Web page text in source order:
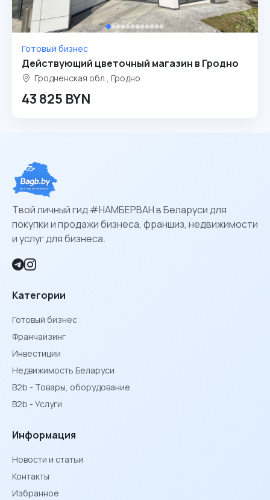
Готовый бизнес
Действующий цветочный магазин в Гродно
Гродненская обл., Гродно
43 825 BYN
Твой личный гид #НАМБЕРВАН в Беларуси для
покупки и продажи бизнеса, франшиз, недвижимости
и услуг для бизнеса.
Категории
Готовый бизнес
Франчайзинг
Инвестиции
Недвижимость Беларуси
B2b - Товары, оборудование
B2b - Услуги
Информация
Новости и статьи
Контакты
Избранное